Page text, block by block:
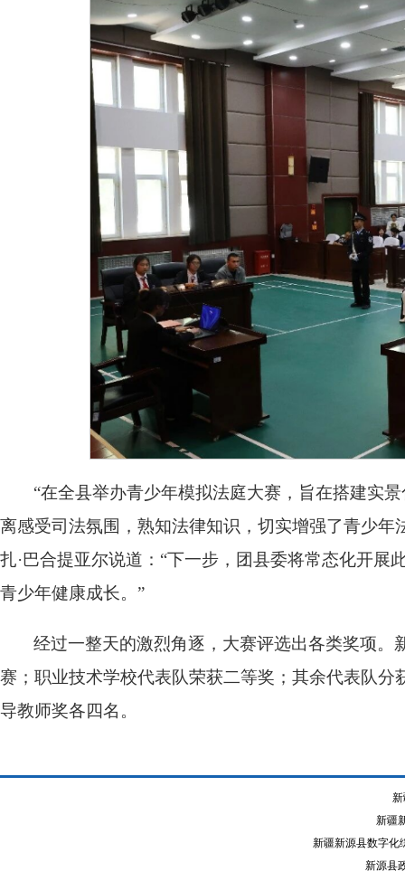
“在全县举办青少年模拟法庭大赛，旨在搭建实
离感受司法氛围，熟知法律知识，切实增强了青少
扎·巴合提亚尔说道：“下一步，团县委将常态化开
青少年健康成长。”
经过一整天的激烈角逐，大赛评选出各类奖项
赛；职业技术学校代表队荣获二等奖；其余代表队
导教师奖各四名。
新疆
新疆新源县数字化
新源县